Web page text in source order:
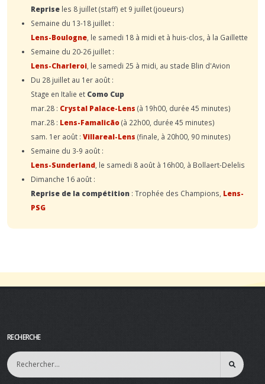
Reprise les 8 juillet (staff) et 9 juillet (joueurs)
Semaine du 13-18 juillet :
Lens-Boulogne , le samedi 18 à midi et à huis-clos, à la Gaillette
Semaine du 20-26 juillet :
Lens-Charleroi , le samedi 25 à midi, au stade Blin d'Avion
Du 28 juillet au 1er août :
Stage en Italie et Como Cup
mar.28 : Crystal Palace-Lens (à 19h00, durée 45 minutes)
mar.28 : Lens-Famalicão(à 22h00, durée 45 minutes)
sam. 1er août : Villareal-Lens (finale, à 20h00, 90 minutes)
Semaine du 3-9 août :
Lens-Sunderland , le samedi 8 août à 16h00, à Bollaert-Delelis
Dimanche 16 août :
Reprise de la compétition : Trophée des Champions, Lens-
PSG
RECHERCHE